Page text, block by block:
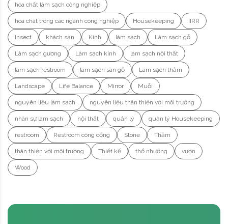
hóa chất làm sạch công nghiệp
hóa chât trong các ngành công nghiệp Housekeeping IIRR
Insect khách sạn Kính làm sạch Làm sạch gỗ
Làm sạch gương Làm sạch kính làm sạch nội thất
làm sạch restroom làm sạch sàn gỗ Làm sạch thảm
Landscape Life Balance Mirror Muỗi
nguyên liệu làm sạch nguyên liệu thân thiện với môi trường
nhân sự làm sạch nội thất quản lý quản lý Housekeeping
restroom Restroom công cộng Stone Thảm
thân thiện với môi trường Thiết kế thổ nhưỡng vườn
Wood